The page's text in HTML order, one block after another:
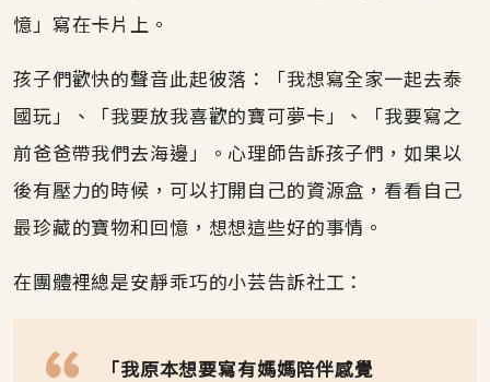
憶」寫在卡片上。
孩子們歡快的聲音此起彼落：「我想寫全家一起去泰
國玩」、「我要放我喜歡的寶可夢卡」、「我要寫之
前爸爸帶我們去海邊」。心理師告訴孩子們，如果以
後有壓力的時候，可以打開自己的資源盒，看看自己
最珍藏的寶物和回憶，想想這些好的事情。
在團體裡總是安靜乖巧的小芸告訴社工：
「我原本想要寫有媽媽陪伴感覺